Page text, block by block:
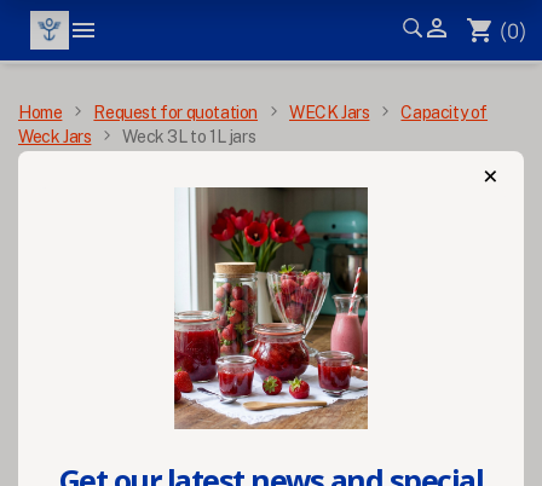
  shopping_cart (0)
MENU
Home Request for quotation WECK Jars
Capacity of
Weck Jars
Weck 3L to 1L jars
Weck 3L to 1L jars
×